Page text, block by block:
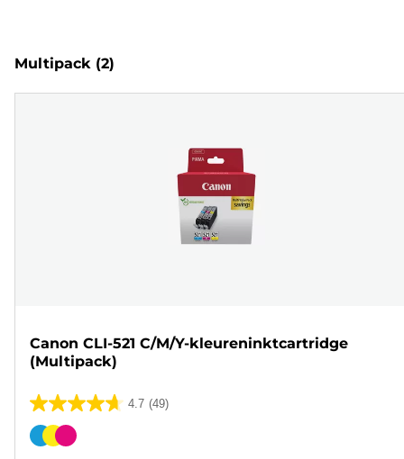
Multipack (2)
Canon CLI-521 C/M/Y-kleureninktcartridge
(Multipack)
4.7 (49)
4.7
van
Kleurencartridge